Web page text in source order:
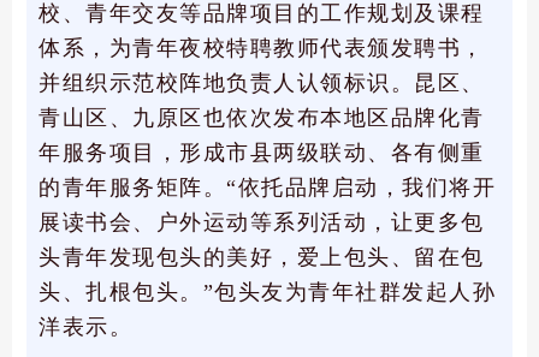
校、青年交友等品牌项目的工作规划及课程
体系，为青年夜校特聘教师代表颁发聘书，
并组织示范校阵地负责人认领标识。昆区、
青山区、九原区也依次发布本地区品牌化青
年服务项目，形成市县两级联动、各有侧重
的青年服务矩阵。“依托品牌启动，我们将开
展读书会、户外运动等系列活动，让更多包
头青年发现包头的美好，爱上包头、留在包
头、扎根包头。”包头友为青年社群发起人孙
洋表示。